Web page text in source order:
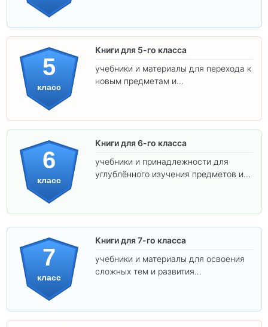
5
класс
Книги для 5-го класса
учебники и материалы для перехода к
новым предметам и
6
класс
Книги для 6-го класса
учебники и принадлежности для
углублённого изучения предметов и
7
класс
Книги для 7-го класса
учебники и материалы для освоения
сложных тем и развития